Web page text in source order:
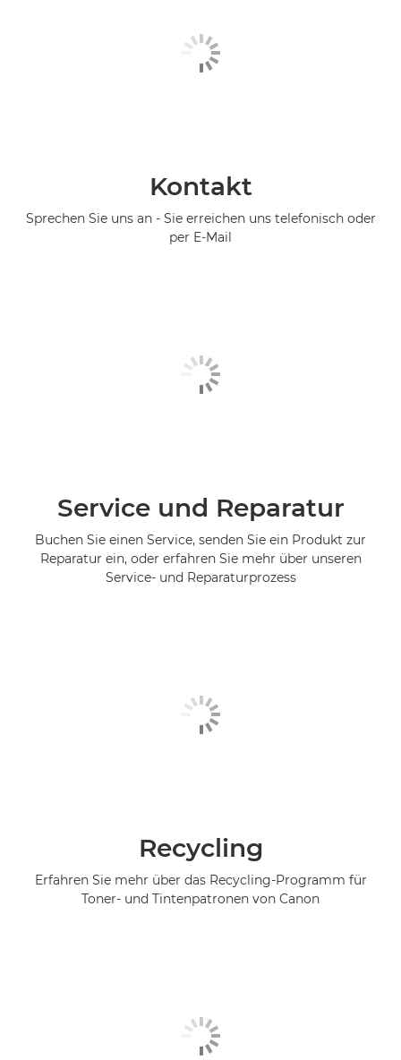
Kontakt
Sprechen Sie uns an - Sie erreichen uns telefonisch oder
per E-Mail
Service und Reparatur
Buchen Sie einen Service, senden Sie ein Produkt zur
Reparatur ein, oder erfahren Sie mehr über unseren
Service- und Reparaturprozess
Recycling
Erfahren Sie mehr über das Recycling-Programm für
Toner- und Tintenpatronen von Canon